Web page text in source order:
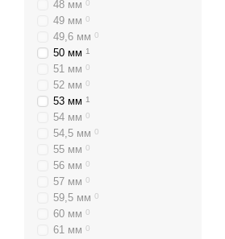
48 мм 0
49 мм 0
49,6 мм 0
50 мм 1
51 мм 0
52 мм 0
53 мм 1
54 мм 0
54,5 мм 0
55 мм 0
56 мм 0
57 мм 0
59,5 мм 0
60 мм 0
61 мм 0